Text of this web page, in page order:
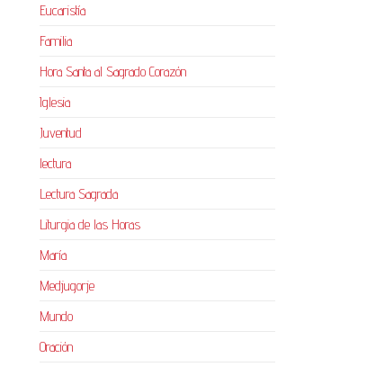
Eucaristía
Familia
Hora Santa al Sagrado Corazón
Iglesia
Juventud
lectura
Lectura Sagrada
Liturgia de las Horas
María
Medjugorje
Mundo
Oración